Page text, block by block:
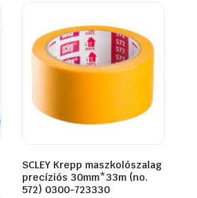
SCLEY Krepp maszkolószalag
precíziós 30mm*33m (no.
572) 0300-723330